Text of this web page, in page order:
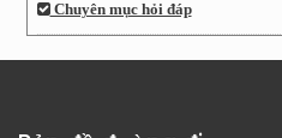
Chuyên mục hỏi đáp